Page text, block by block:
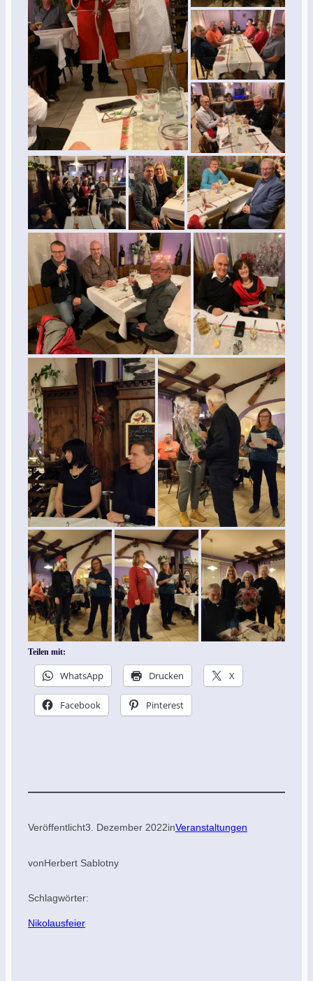
Teilen mit:
WhatsApp Drucken X
Facebook Pinterest
Veröffentlicht3. Dezember 2022inVeranstaltungen
vonHerbert Sablotny
Schlagwörter:
Nikolausfeier